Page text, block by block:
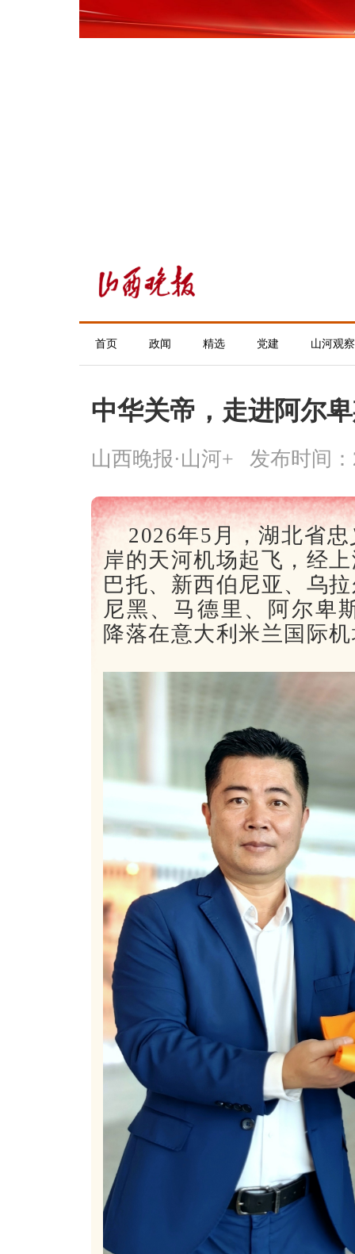
首页 政闻 精选 党建 山河观察
中华关帝，走进阿尔
山西晚报·山河+ 发布时间：
2026年5月，湖北省
岸的天河机场起飞，经
巴托、新西伯尼亚、乌
尼黑、马德里、阿尔卑
降落在意大利米兰国际